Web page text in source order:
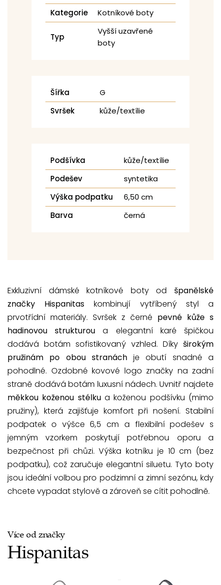
Kategorie
Kotníkové boty
Typ
Vyšší uzavřené
boty
Šířka
G
Svršek
kůže/textílie
Podšívka
kůže/textílie
Podešev
syntetika
Výška podpatku
6,50 cm
Barva
černá
Exkluzivní dámské kotníkové boty od španělské
značky Hispanitas kombinují vytříbený styl a
prvotřídní materiály. Svršek z černé pevné kůže s
hadinovou strukturou a elegantní karé špičkou
dodává botám sofistikovaný vzhled. Díky širokým
pružinám po obou stranáchje obutí snadné a
pohodlné. Ozdobné kovové logo značky na zadní
straně dodává botám luxusní nádech. Uvnitř najdete
měkkou koženou stélkua koženou podšívku (mimo
pružiny), která zajišťuje komfort při nošení. Stabilní
podpatek o výšce 6,5 cm a flexibilní podešev s
jemným vzorkem poskytují potřebnou oporu a
bezpečnost při chůzi. Výška kotníku je 10 cm (bez
podpatku), což zaručuje elegantní siluetu. Tyto boty
jsou ideální volbou pro podzimní a zimní sezónu, kdy
chcete vypadat stylově a zároveň se cítit pohodlně.
Více od značky
Hispanitas